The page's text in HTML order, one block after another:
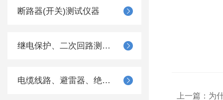
断路器(开关)测试仪器
继电保护、二次回路测试仪器
电缆线路、避雷器、绝缘子测试仪器
上一篇： 为